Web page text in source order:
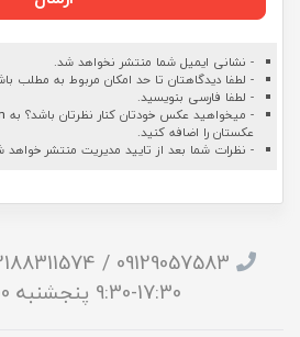
- نشانی ایمیل شما منتشر نخواهد شد.
- لطفا دیدگاهتان تا حد امکان مربوط به مطلب
- لطفا فارسی بنویسید.
- میخواهید عکس خودتان کنار نظرتان باشد؟ به
عکستان را اضافه کنید.
- نظرات شما بعد از تایید مدیریت منتشر خواهد
17:30-9:30 پنجشنبه 13:00-9:30